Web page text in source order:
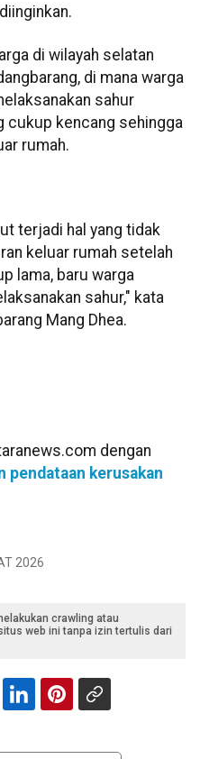
di wilayah selatan
di mana warga
sahur
cukup kencang sehingga
rumah.
terjadi hal yang tidak
keluar rumah setelah
lama, baru warga
sahur," kata
Mang Dhea.
dengan
pendataan kerusakan
2026
crawling atau
web ini tanpa izin tertulis dari